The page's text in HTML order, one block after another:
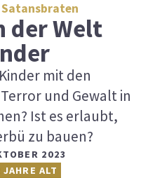
der Welt
mit den
und Gewalt in
Ist es erlaubt,
zu bauen?
2023
ALT